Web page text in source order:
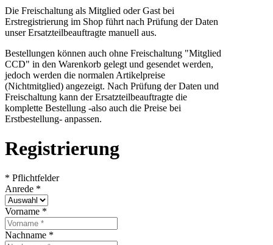
Die Freischaltung als Mitglied oder Gast bei
Erstregistrierung im Shop führt nach Prüfung der Daten
unser Ersatzteilbeauftragte manuell aus.
Bestellungen können auch ohne Freischaltung "Mitglied
CCD" in den Warenkorb gelegt und gesendet werden,
jedoch werden die normalen Artikelpreise
(Nichtmitglied) angezeigt. Nach Prüfung der Daten und
Freischaltung kann der Ersatzteilbeauftragte die
komplette Bestellung -also auch die Preise bei
Erstbestellung- anpassen.
Registrierung
* Pflichtfelder
Anrede *
Vorname *
Nachname *